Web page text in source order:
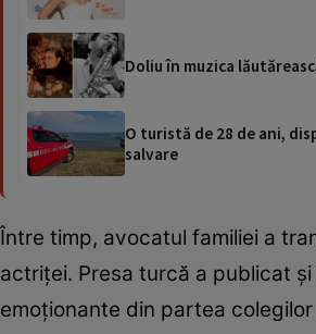
Doliu în muzica
O turistă de 28 de ani,
salvare
Între timp, avocatul familiei a
actriței. Presa turcă a publicat
emoționante din partea